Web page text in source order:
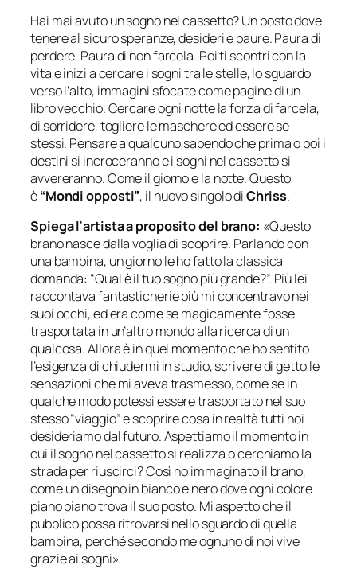
Hai mai avuto un sogno nel cassetto? Un posto dove
tenere al sicuro speranze, desideri e paure. Paura di
perdere. Paura di non farcela. Poi ti scontri con la
vita e inizi a cercare i sogni tra le stelle, lo sguardo
verso l’alto, immagini sfocate come pagine di un
libro vecchio. Cercare ogni notte la forza di farcela,
di sorridere, togliere le maschere ed essere se
stessi. Pensare a qualcuno sapendo che prima o poi i
destini si incroceranno e i sogni nel cassetto si
avvereranno. Come il giorno e la notte. Questo
è“Mondi opposti”, il nuovo singolo diChriss.
Spiega l’artista a proposito del brano: «Questo
brano nasce dalla voglia di scoprire. Parlando con
una bambina, un giorno le ho fatto la classica
domanda: “Qual è il tuo sogno più grande?”. Più lei
raccontava fantasticherie più mi concentravo nei
suoi occhi, ed era come se magicamente fosse
trasportata in un’altro mondo alla ricerca di un
qualcosa. Allora è in quel momento che ho sentito
l’esigenza di chiudermi in studio, scrivere di getto le
sensazioni che mi aveva trasmesso, come se in
qualche modo potessi essere trasportato nel suo
stesso “viaggio” e scoprire cosa in realtà tutti noi
desideriamo dal futuro. Aspettiamo il momento in
cui il sogno nel cassetto si realizza o cerchiamo la
strada per riuscirci? Così ho immaginato il brano,
come un disegno in bianco e nero dove ogni colore
piano piano trova il suo posto. Mi aspetto che il
pubblico possa ritrovarsi nello sguardo di quella
bambina, perché secondo me ognuno di noi vive
grazie ai sogni».